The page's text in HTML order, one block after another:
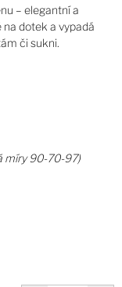
– elegantní a
na dotek a vypadá
či sukni.
míry 90-70-97)